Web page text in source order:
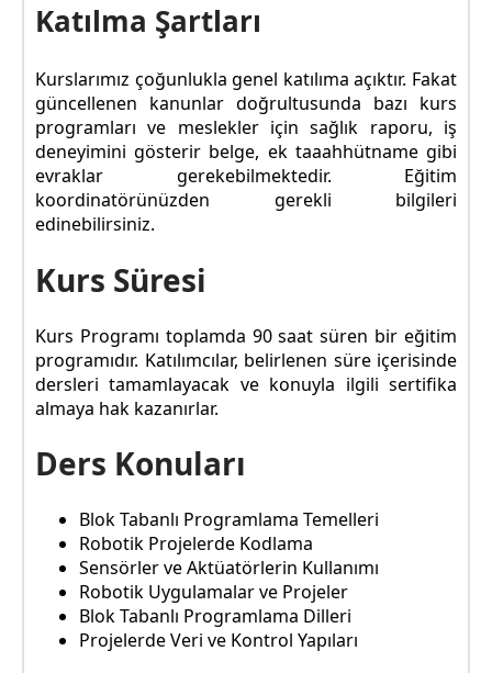
Katılma Şartları
Kurslarımız çoğunlukla genel katılıma açıktır. Fakat
güncellenen kanunlar doğrultusunda bazı kurs
programları ve meslekler için sağlık raporu, iş
deneyimini gösterir belge, ek taaahhütname gibi
evraklar gerekebilmektedir. Eğitim
koordinatörünüzden gerekli bilgileri
edinebilirsiniz.
Kurs Süresi
Kurs Programı toplamda 90 saat süren bir eğitim
programıdır. Katılımcılar, belirlenen süre içerisinde
dersleri tamamlayacak ve konuyla ilgili sertifika
almaya hak kazanırlar.
Ders Konuları
Blok Tabanlı Programlama Temelleri
Robotik Projelerde Kodlama
Sensörler ve Aktüatörlerin Kullanımı
Robotik Uygulamalar ve Projeler
Blok Tabanlı Programlama Dilleri
Projelerde Veri ve Kontrol Yapıları